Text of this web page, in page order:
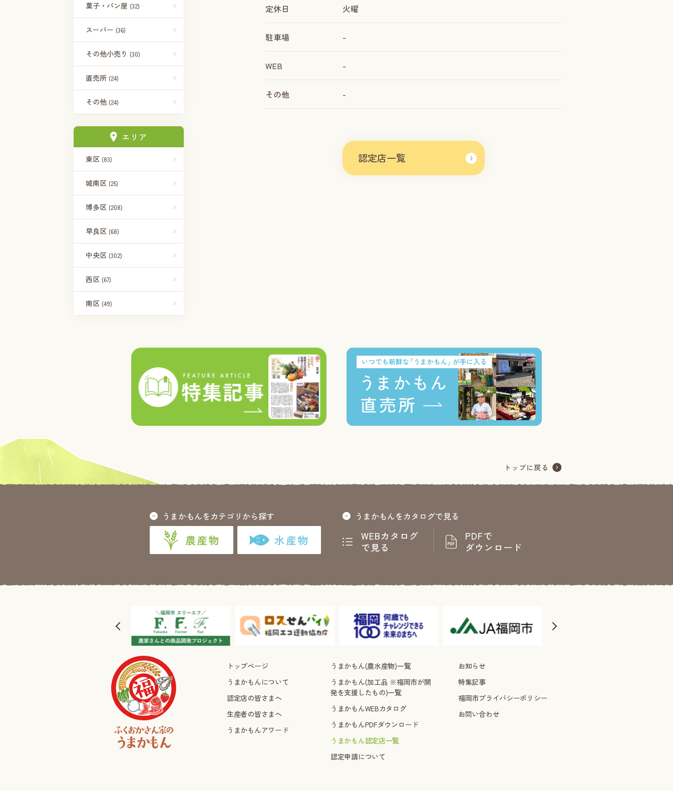
菓子・パン屋 (32)
スーパー (36)
その他小売り (30)
直売所 (24)
その他 (24)
エリア
東区 (83)
城南区 (25)
博多区 (208)
早良区 (68)
中央区 (302)
西区 (67)
南区 (49)
定休日 火曜
駐車場 -
WEB -
その他 -
認定店一覧
うまかもんをカテゴリから探す
農産物 水産物
うまかもんをカタログで見る
WEBカタログ
で見る
PDFで
ダウンロード
トップページ
うまかもんについて
認定店の皆さまへ
生産者の皆さまへ
うまかもんアワード
うまかもん(農水産物)一覧
うまかもん(加工品 ※福岡市が開
発を支援したもの)一覧
うまかもんWEBカタログ
うまかもんPDFダウンロード
うまかもん認定店一覧
認定申請について
お知らせ
特集記事
福岡市プライバシーポリシー
お問い合わせ